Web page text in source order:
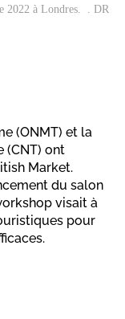
2022 à Londres. . DR
(ONMT) et la
(CNT) ont
Market.
du salon
visait à
pour